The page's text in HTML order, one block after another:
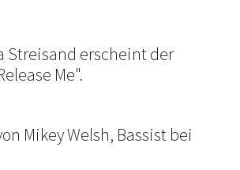
Streisand erscheint der
Me".
Mikey Welsh, Bassist bei